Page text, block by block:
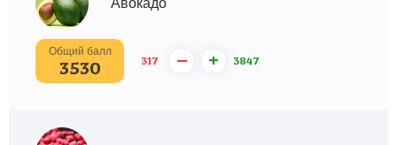
Авокадо
Общий балл
3530 317 – + 3847